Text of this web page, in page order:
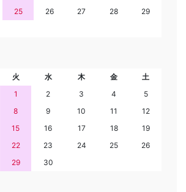
25 26 27 28
29
火 水 木 金
土
1
2 3 4
5
8 9 10 11
12
15 16 17 18
19
22 23 24 25
26
29 30